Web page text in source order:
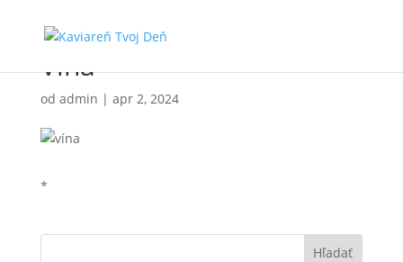
Vína
od admin | apr 2, 2024
*
Hľadať